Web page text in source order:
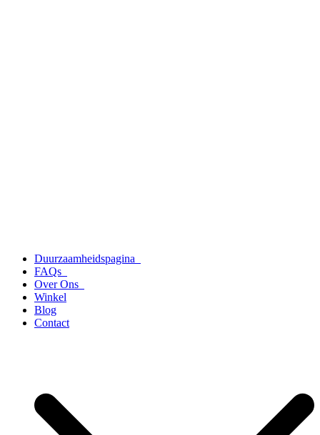
Duurzaamheidspagina
FAQs
Over Ons
Winkel
Blog
Contact